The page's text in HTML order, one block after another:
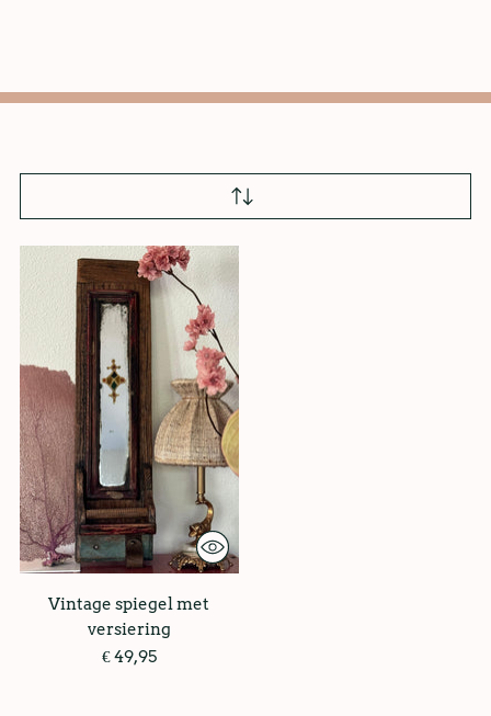
Vintage spiegel met
versiering
€ 49,95